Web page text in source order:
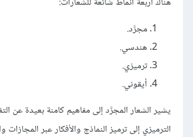
مجرَّد.
هندسي.
ترميزي.
أيقوني.
يشير الشعار المجرَّد إلى مفاهيم كامنة بعيدة
الترميزي إلى ترميز النماذج والأفكار عبر